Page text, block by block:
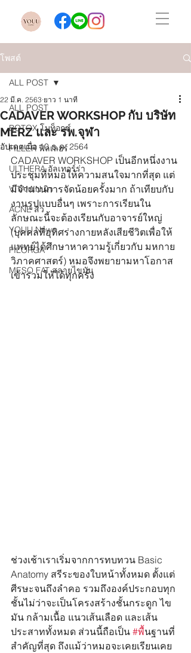
โพสต์
ALL POST
BOTOX โบท็อกซ์
FILLER ฟิลเลอร์
ULTHERA อัลเทอร์ร่า
VITAMIN ผิว
ACNE สิว
YOUU News
FILORGA
MESO FAT สลายไขมัน
ALL POST
CADAVER WORKSHOP กับ บริษัท
MERZ และ รพ.จุฬา
22 มี.ค. 2563 ยาว 1 นาที
อัปเดตเมื่อ10 ธ.ค. 2564
CADAVER WORKSHOP เป็นอีกหนึ่งงาน
ประชุมที่หมอให้ความสนใจมากที่สุด แต่
มีจำนวนการจัดน้อยครั้งมาก ถ้าเทียบกับ
งานรูปแบบอื่นๆ เพราะการเรียนใน
ลักษณะนี้จะต้องเรียนกับอาจารย์ใหญ่
(บุคคลที่อุทิศร่างกายหลังเสียชีวิตเพื่อให้
แพทย์ได้ศึกษาหาความรู้เกี่ยวกับ มหกาย
วิภาคศาสตร์) หมอจึงพยายามหาโอกาส
เข้าร่วมให้ได้ทุกครั้ง
ช่วงเช้าเราเริ่มจากการทบทวน Basic
Anatomy สรีระของใบหน้าทั้งหมด ตั้งแต่
ศีรษะจนถึงลำคอ รวมถึงองค์ประกอบทุก
ชั้นไม่ว่าจะเป็นโครงสร้างชั้นกระดูก ไข
มัน กล้ามเนื้อ แนวเส้นเลือด และเส้น
ประสาททั้งหมด ส่วนนี้ถือเป็น #พื้นฐานที่
สำคัญที่สุด ถึงแม้ว่าหมอจะเคยเรียนเคย